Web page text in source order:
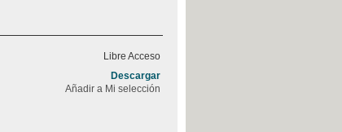
Libre Acceso
Descargar
Añadir a Mi selección